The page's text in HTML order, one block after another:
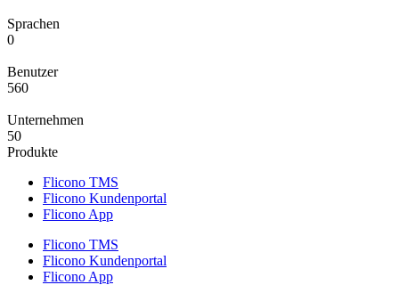
Sprachen
0
Benutzer
560
Unternehmen
50
Produkte
Flicono TMS
Flicono Kundenportal
Flicono App
Flicono TMS
Flicono Kundenportal
Flicono App